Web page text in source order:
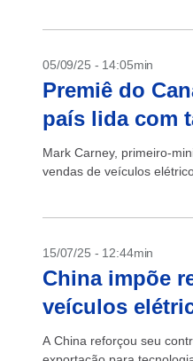
05/09/25 - 14:05min
Premiê do
país lida com
Mark Carney, primeiro-
vendas de veículos
15/07/25 - 12:44min
China impõe
veículos
A China reforçou seu